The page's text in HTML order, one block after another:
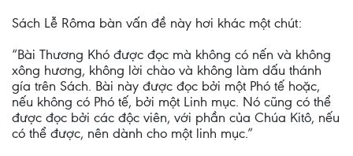
Sách Lễ Rôma bàn vấn đề này hơi khác một chút:
“Bài Thương Khó được đọc mà không có nến và không
xông hương, không lời chào và không làm dấu thánh
gía trên Sách. Bài này được đọc bởi một Phó tế hoặc,
nếu không có Phó tế, bởi một Linh mục. Nó cũng có thể
được đọc bởi các độc viên, với phần của Chúa Kitô, nếu
có thể được, nên dành cho một linh mục.”